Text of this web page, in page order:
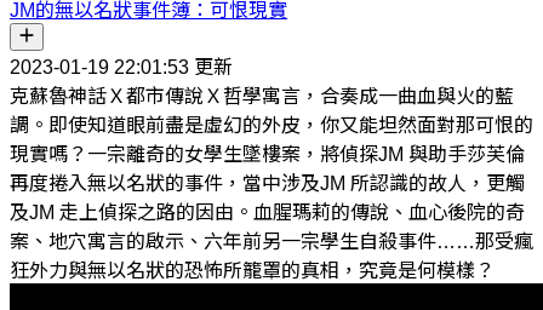
JM的無以名狀事件簿：可恨現實
2023-01-19 22:01:53 更新
克蘇魯神話Ｘ都市傳說Ｘ哲學寓言，合奏成一曲血與火的藍
調。即使知道眼前盡是虛幻的外皮，你又能坦然面對那可恨的
現實嗎？一宗離奇的女學生墜樓案，將偵探JM 與助手莎芙倫
再度捲入無以名狀的事件，當中涉及JM 所認識的故人，更觸
及JM 走上偵探之路的因由。血腥瑪莉的傳說、血心後院的奇
案、地穴寓言的啟示、六年前另一宗學生自殺事件……那受瘋
狂外力與無以名狀的恐怖所籠罩的真相，究竟是何模樣？